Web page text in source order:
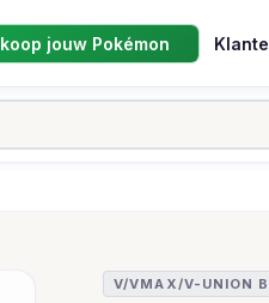
jouw Pokémon
V/VMAX/V-UNION